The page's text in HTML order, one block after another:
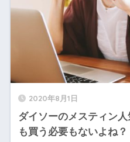
2020年8月1日
ダイソーのメスティン
も買う必要もないよね？